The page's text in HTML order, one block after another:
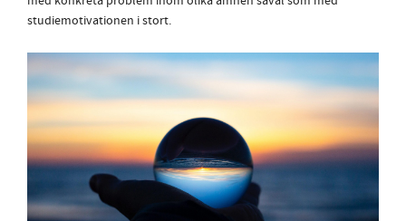
studiemotivationen i stort.